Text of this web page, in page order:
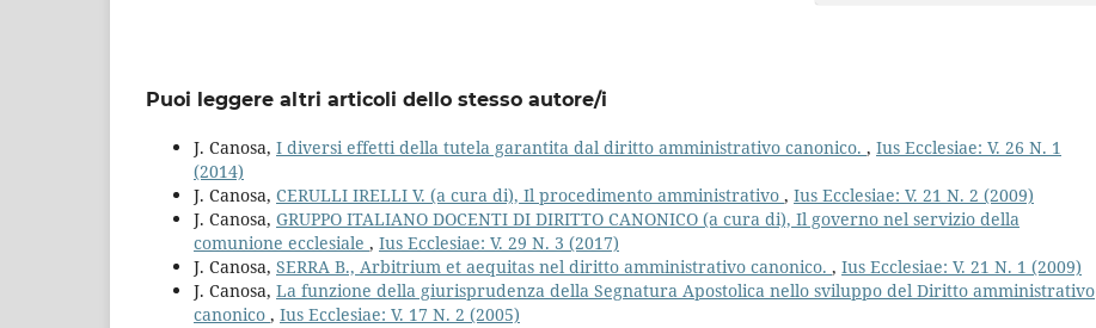
Puoi leggere altri articoli dello stesso autore/i
J. Canosa, I diversi effetti della tutela garantita dal diritto amministrativo canonico. , Ius Ecclesiae: V. 26 N. 1
(2014)
J. Canosa, CERULLI IRELLI V. (a cura di), Il procedimento amministrativo , Ius Ecclesiae: V. 21 N. 2 (2009)
J. Canosa, GRUPPO ITALIANO DOCENTI DI DIRITTO CANONICO (a cura di), Il governo nel servizio della
comunione ecclesiale , Ius Ecclesiae: V. 29 N. 3 (2017)
J. Canosa, SERRA B., Arbitrium et aequitas nel diritto amministrativo canonico. , Ius Ecclesiae: V. 21 N. 1 (2009)
J. Canosa, La funzione della giurisprudenza della Segnatura Apostolica nello sviluppo del Diritto amministrativo
canonico , Ius Ecclesiae: V. 17 N. 2 (2005)